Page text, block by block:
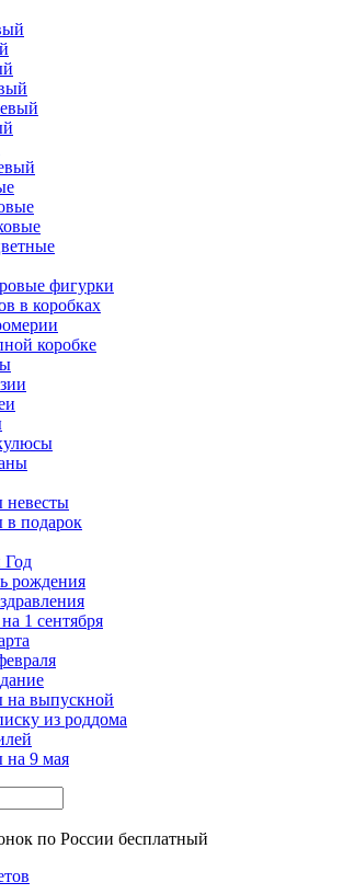
фигурки
в коробках
коробке
невесты
в подарок
рождения
1 сентября
на выпускной
из роддома
на 9 мая
по России бесплатный